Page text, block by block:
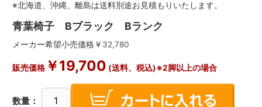
※北海道、沖縄、離島は送料別途お見積もりいたします。
青葉椅子 Bブラック Bランク
メーカー希望小売価格￥ 32,780
販売価格￥19,700 (送料、税込)※2脚以上の場合
数量：